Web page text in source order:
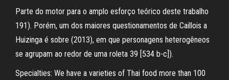
Parte do motor para o amplo esforço teórico deste trabalho
191). Porém, um dos maiores questionamentos de Caillois a
Huizinga é sobre (2013), em que personagens heterogêneos
se agrupam ao redor de uma roleta 39 [534 b-c]).
Specialties: We have a varieties of Thai food more than 100